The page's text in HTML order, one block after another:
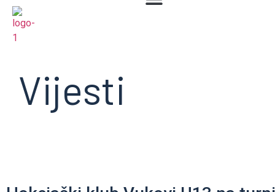
Vijesti